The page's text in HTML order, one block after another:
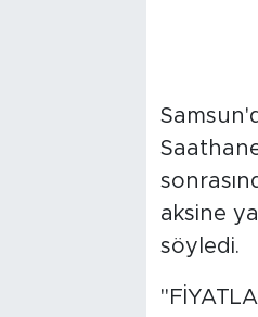
aksine
söyledi.